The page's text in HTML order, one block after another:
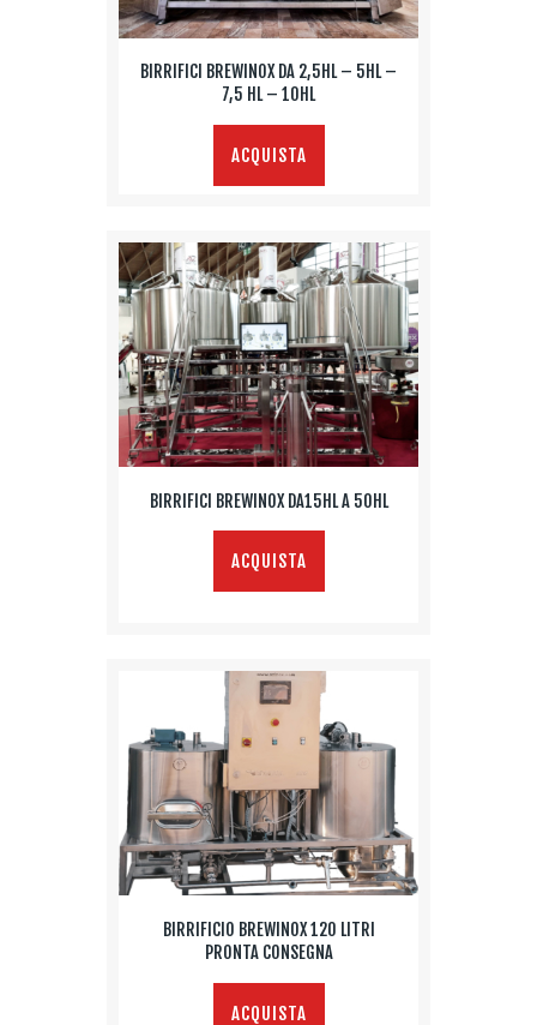
BIRRIFICI BREWINOX DA 2,5HL – 5HL –
7,5 HL – 10HL
ACQUISTA
BIRRIFICI BREWINOX DA15HL A 50HL
ACQUISTA
BIRRIFICIO BREWINOX 120 LITRI
PRONTA CONSEGNA
ACQUISTA